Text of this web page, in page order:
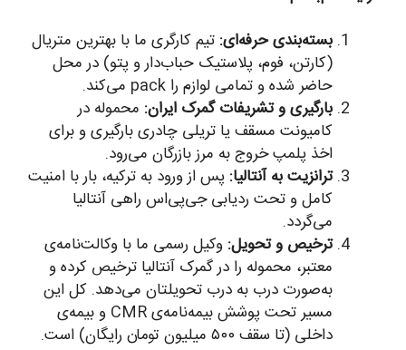
بسته‌بندی حرفه‌ای: تیم کارگری ما با بهترین متریال
(کارتن، فوم، پلاستیک حباب‌دار و پتو) در محل
حاضر شده و تمامی لوازم را pack می‌کند.
بارگیری و تشریفات گمرک ایران: محموله در
کامیونت مسقف یا تریلی چادری بارگیری و برای
اخذ پلمپ خروج به مرز بازرگان می‌رود.
ترانزیت به آنتالیا: پس از ورود به ترکیه، بار با امنیت
کامل و تحت ردیابی جی‌پی‌اس راهی آنتالیا
می‌گردد.
ترخیص و تحویل: وکیل رسمی ما با وکالت‌نامه‌ی
معتبر، محموله را در گمرک آنتالیا ترخیص کرده و
به‌صورت درب به درب تحویلتان می‌دهد. کل این
مسیر تحت پوشش بیمه‌نامه‌ی CMR و بیمه‌ی
داخلی (تا سقف ۵۰۰ میلیون تومان رایگان) است.